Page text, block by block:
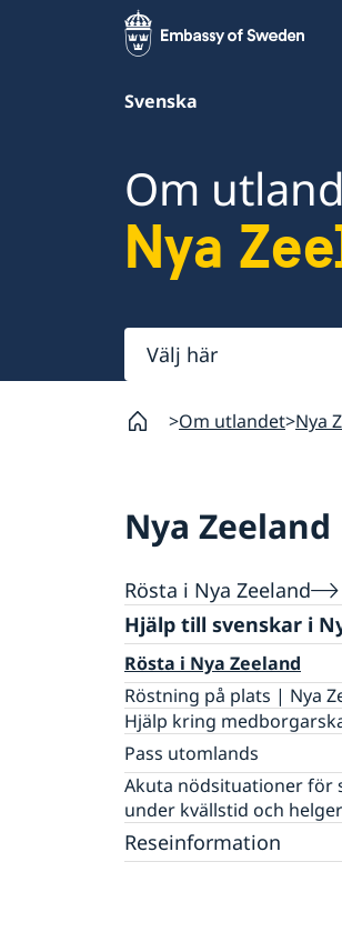
Svenska
Om
Nya
Välj
här
Om utlandet Nya
Nya Zeeland
Rösta i Nya Zeeland
Hjälp till svenskar i
Rösta i Nya Zeeland
Röstning på plats | Nya
Hjälp kring
Pass utomlands
Provisoriskt pass
Samordningsnummer
Akuta nödsituationer för
under kvällstid och helger
Reseinformation